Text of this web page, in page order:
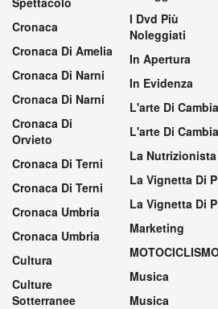
Cronaca
Cronaca Di Amelia
Cronaca Di Narni
Cronaca Di Narni
Cronaca Di
Orvieto
Cronaca Di Terni
Cronaca Di Terni
Cronaca Umbria
Cronaca Umbria
Cultura
Culture
Sotterranee
I Dvd Più
Noleggiati
In Apertura
In Evidenza
L'arte Di
L'arte Di
La Nutrizionista
La Vignetta Di
La Vignetta Di
Marketing
Musica
Musica